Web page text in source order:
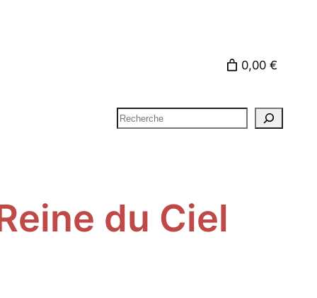
0,00 €
Rechercher
du Ciel